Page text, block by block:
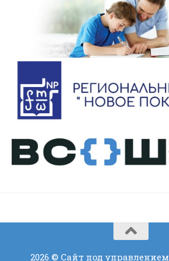
2026 © Сайт под управлением